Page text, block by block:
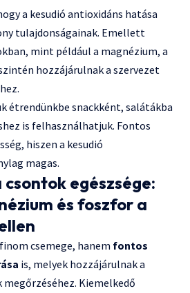
a kesudió antioxidáns hatása
tulajdonságainak. Emellett
mint például a magnézium, a
hozzájárulnak a szervezet
étrendünkbe snackként, salátákba
is felhasználhatjuk. Fontos
hiszen a kesudió
magas.
csontok egészsége:
és foszfor a
csemege, hanem fontos
is, melyek hozzájárulnak a
Kiemelkedő